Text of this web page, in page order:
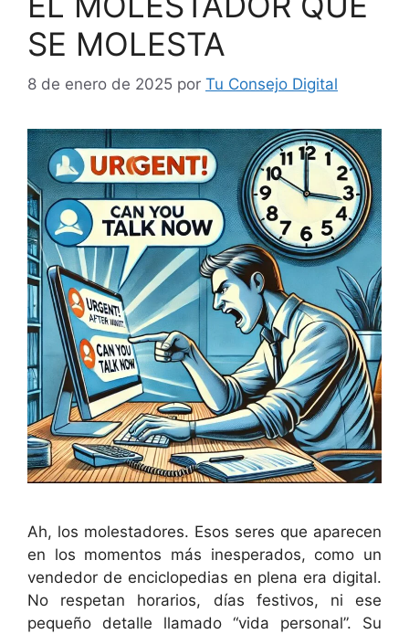
SE MOLESTA
8 de enero de 2025 por Tu Consejo Digital
Ah, los molestadores. Esos seres que aparecen
en los momentos más inesperados, como un
vendedor de enciclopedias en plena era digital.
No respetan horarios, días festivos, ni ese
pequeño detalle llamado “vida personal”. Su